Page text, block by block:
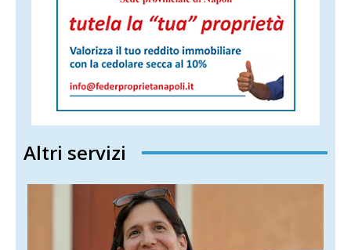
Altri servizi